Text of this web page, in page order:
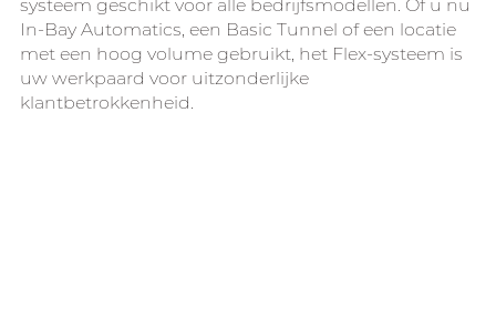
systeem geschikt voor alle bedrijfsmodellen. Of u nu
In-Bay Automatics, een Basic Tunnel of een locatie
met een hoog volume gebruikt, het Flex-systeem is
uw werkpaard voor uitzonderlijke
klantbetrokkenheid.